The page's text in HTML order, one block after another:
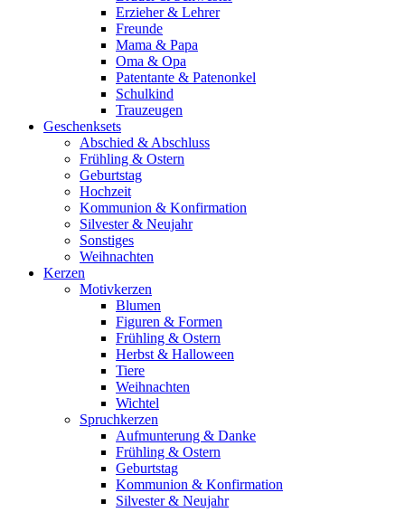
Erzieher & Lehrer
Freunde
Mama & Papa
Oma & Opa
Patentante & Patenonkel
Schulkind
Trauzeugen
Geschenksets
Abschied & Abschluss
Frühling & Ostern
Geburtstag
Hochzeit
Kommunion & Konfirmation
Silvester & Neujahr
Sonstiges
Weihnachten
Kerzen
Motivkerzen
Blumen
Figuren & Formen
Frühling & Ostern
Herbst & Halloween
Tiere
Weihnachten
Wichtel
Spruchkerzen
Aufmunterung & Danke
Frühling & Ostern
Geburtstag
Kommunion & Konfirmation
Silvester & Neujahr